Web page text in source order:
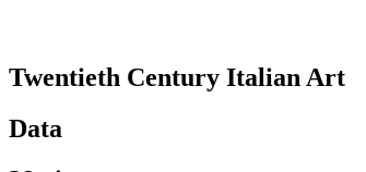
Twentieth Century Italian Art
Data